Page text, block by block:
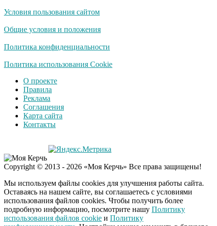
Условия пользования сайтом
Общие условия и положения
Политика конфиденциальности
Политика использования Cookie
О проекте
Правила
Реклама
Соглашения
Карта сайта
Контакты
Copyright © 2013 - 2026 «Моя Керчь» Все права защищены!
Мы используем файлы cookies для улучшения работы сайта.
Оставаясь на нашем сайте, вы соглашаетесь с условиями
использования файлов cookies. Чтобы получить более
подробную информацию, посмотрите нашу Политику
использования файлов cookie и Политику